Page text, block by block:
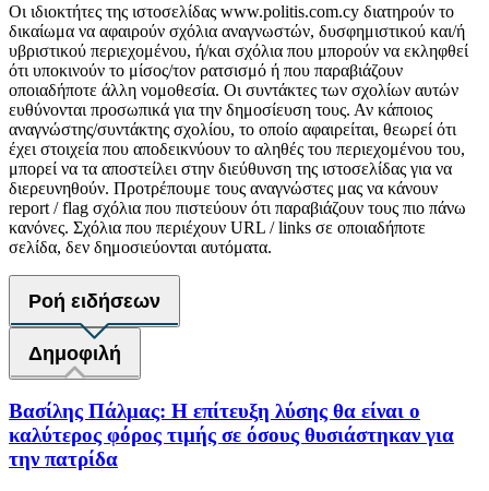
Οι ιδιοκτήτες της ιστοσελίδας www.politis.com.cy διατηρούν το
δικαίωμα να αφαιρούν σχόλια αναγνωστών, δυσφημιστικού και/ή
υβριστικού περιεχομένου, ή/και σχόλια που μπορούν να εκληφθεί
ότι υποκινούν το μίσος/τον ρατσισμό ή που παραβιάζουν
οποιαδήποτε άλλη νομοθεσία. Οι συντάκτες των σχολίων αυτών
ευθύνονται προσωπικά για την δημοσίευση τους. Αν κάποιος
αναγνώστης/συντάκτης σχολίου, το οποίο αφαιρείται, θεωρεί ότι
έχει στοιχεία που αποδεικνύουν το αληθές του περιεχομένου του,
μπορεί να τα αποστείλει στην διεύθυνση της ιστοσελίδας για να
διερευνηθούν. Προτρέπουμε τους αναγνώστες μας να κάνουν
report / flag σχόλια που πιστεύουν ότι παραβιάζουν τους πιο πάνω
κανόνες. Σχόλια που περιέχουν URL / links σε οποιαδήποτε
σελίδα, δεν δημοσιεύονται αυτόματα.
Ροή ειδήσεων
Δημοφιλή
Βασίλης Πάλμας: Η επίτευξη λύσης θα είναι ο
καλύτερος φόρος τιμής σε όσους θυσιάστηκαν για
την πατρίδα